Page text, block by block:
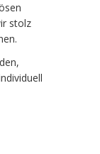
stolz